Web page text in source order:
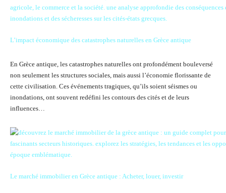
L’impact économique des catastrophes naturelles en Grèce antique
En Grèce antique, les catastrophes naturelles ont profondément bouleversé
non seulement les structures sociales, mais aussi l’économie florissante de
cette civilisation. Ces événements tragiques, qu’ils soient séismes ou
inondations, ont souvent redéfini les contours des cités et de leurs
influences…
Le marché immobilier en Grèce antique : Acheter, louer, investir